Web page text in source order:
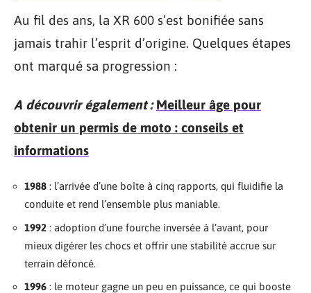
Au fil des ans, la XR 600 s’est bonifiée sans
jamais trahir l’esprit d’origine. Quelques étapes
ont marqué sa progression :
A découvrir également : Meilleur âge pour
obtenir un permis de moto : conseils et
informations
1988 : l’arrivée d’une boîte à cinq rapports, qui fluidifie la
conduite et rend l’ensemble plus maniable.
1992 : adoption d’une fourche inversée à l’avant, pour
mieux digérer les chocs et offrir une stabilité accrue sur
terrain défoncé.
1996 : le moteur gagne un peu en puissance, ce qui booste